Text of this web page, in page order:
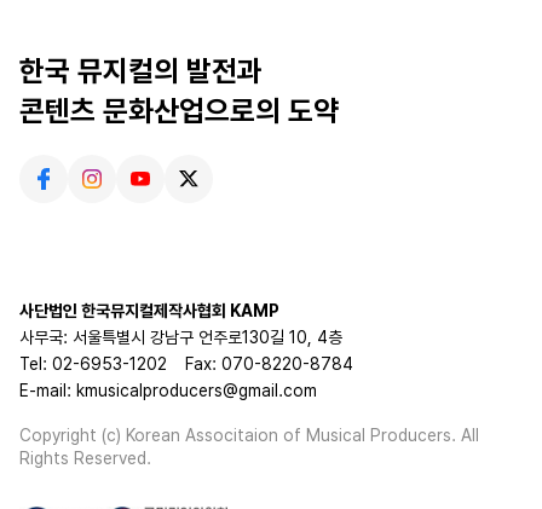
한국 뮤지컬의 발전과
콘텐츠 문화산업으로의 도약
사단법인 한국뮤지컬제작사협회 KAMP
사무국: 서울특별시 강남구 언주로130길 10, 4층
Tel: 02-6953-1202
Fax: 070-8220-8784
E-mail: kmusicalproducers@gmail.com
Copyright (c) Korean Associtaion of Musical Producers. All
Rights Reserved.